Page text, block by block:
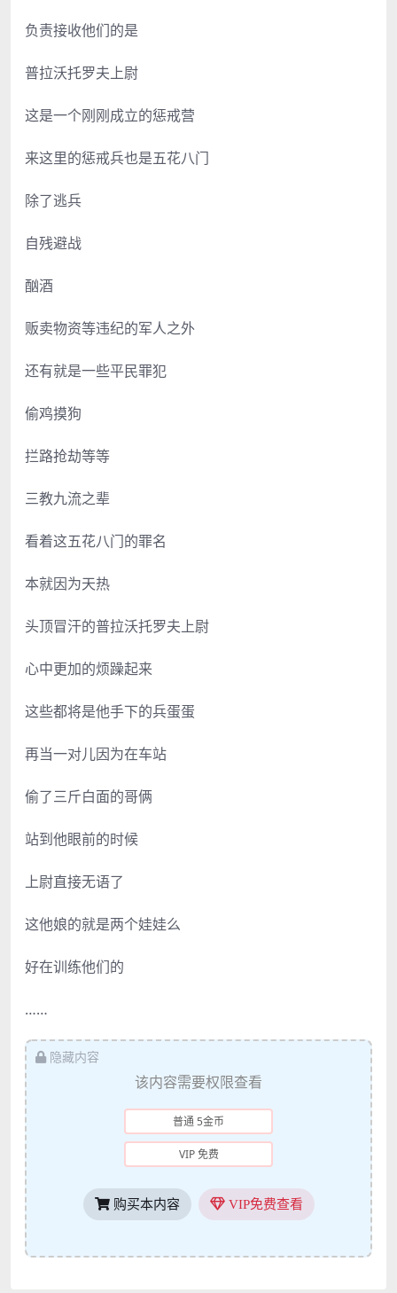
负责接收他们的是
普拉沃托罗夫上尉
这是一个刚刚成立的惩戒营
来这里的惩戒兵也是五花八门
除了逃兵
自残避战
酗酒
贩卖物资等违纪的军人之外
还有就是一些平民罪犯
偷鸡摸狗
拦路抢劫等等
三教九流之辈
看着这五花八门的罪名
本就因为天热
头顶冒汗的普拉沃托罗夫上尉
心中更加的烦躁起来
这些都将是他手下的兵蛋蛋
再当一对儿因为在车站
偷了三斤白面的哥俩
站到他眼前的时候
上尉直接无语了
这他娘的就是两个娃娃么
好在训练他们的
……
隐藏内容
该内容需要权限查看
普通 5金币
VIP 免费
购买本内容 VIP免费查看